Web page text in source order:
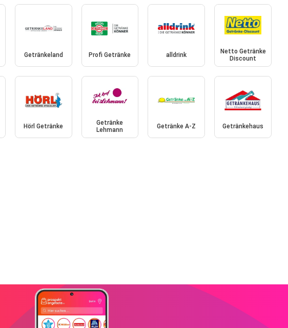
Getränkeland Profi Getränke alldrink
Netto Getränke
Discount
Hörl Getränke
Getränke
Lehmann
Getränke A-Z Getränkehaus